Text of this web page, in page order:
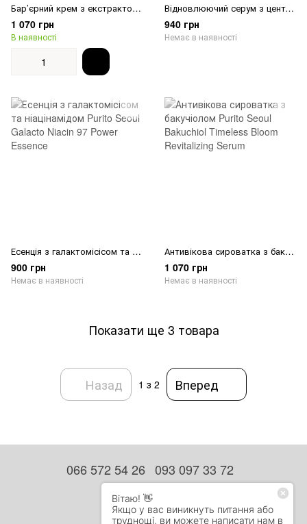
Бар’єрний крем з екстрактом бамбука та пантенолом Purito Seoul Mighty Bamboo Panthenol Cream
1 070 грн
В наявності
Відновлюючий серум з центелою без ефірних масел Purito Seoul Wonder Releaf Centella Serum Unscented
940 грн
Немає в наявності
Есенція з галактомісісом та ніацінамідом Purito Seoul Galacto Niacin 97 Power Essence
900 грн
Немає в наявності
Антивікова сироватка з бакучіолом Purito Seoul Bakuchiol Timeless Bloom Revitalizing Serum
1 070 грн
Немає в наявності
Показати ще 3 товара
Назад 1 з 2 Вперед
066 572 54 26 093 097 33 72
Контактна інформація
Повна версія сайту